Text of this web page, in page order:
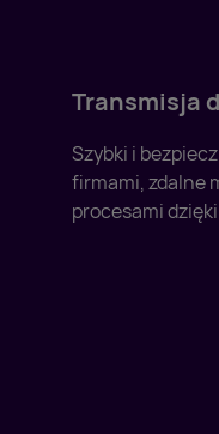
Transmisja
Szybki i
firmami, zdalne
procesami